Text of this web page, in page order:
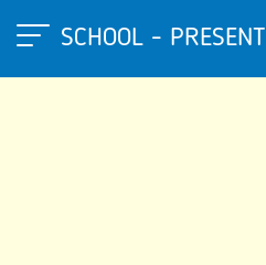
SCHOOL - PRESENT